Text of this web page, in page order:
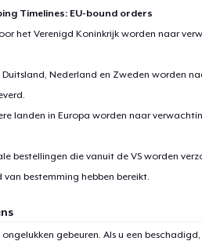
Timelines: EU-bound orders
het Verenigd Koninkrijk worden naar
Duitsland, Nederland en Zweden worden
landen in Europa worden naar
bestellingen die vanuit de VS worden
van bestemming hebben bereikt.
gebeuren. Als u een